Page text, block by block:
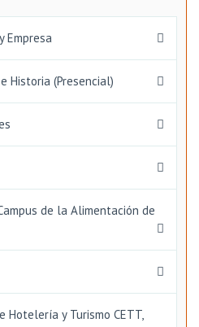
Empresa
Historia (Presencial)
de la Alimentación de
Hotelería y Turismo CETT,